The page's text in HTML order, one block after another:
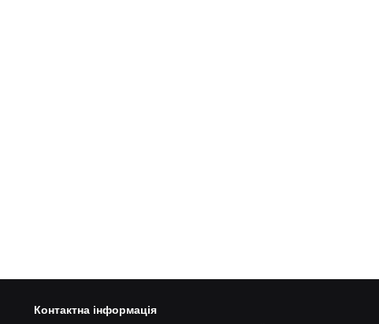
Контактна інформація